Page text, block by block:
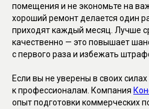
помещения и не экономьте на
хороший ремонт делается один
приходят каждый месяц. Лучше
качественно — это повышает
с первого раза и избежать
Если вы не уверены в своих
к профессионалам. Компания
опыт подготовки коммерческих